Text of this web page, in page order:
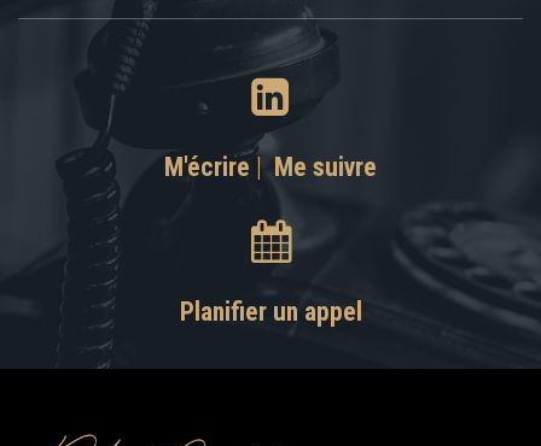
M'écrire | Me suivre
Planifier un appel